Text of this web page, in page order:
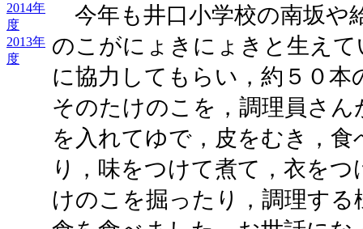
2014年
度
2013年
度
今年も井口小学校の南坂や
のこがにょきにょきと生え
に協力してもらい，約５０
そのたけのこを，調理員さ
を入れてゆで，皮をむき，
り，味をつけて煮て，衣を
けのこを掘ったり，調理す